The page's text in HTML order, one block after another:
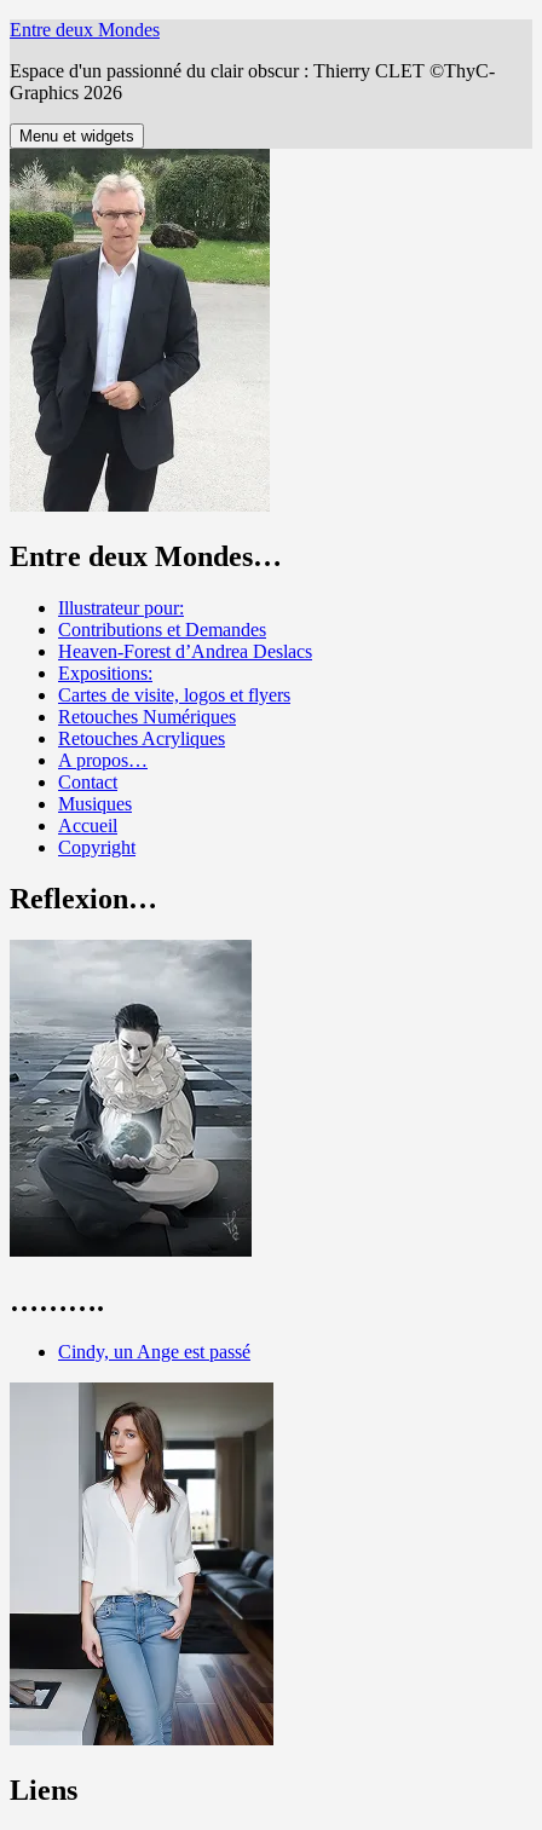
Aller
contenu
Entre deux Mondes
Espace d'un passionné du clair obscur : Thierry CLET ©ThyC-
Graphics 2026
Menu et widgets
Entre deux Mondes…
Illustrateur pour:
Contributions et Demandes
Heaven-Forest d’Andrea Deslacs
Expositions:
Cartes de visite, logos et flyers
Retouches Numériques
Retouches Acryliques
A propos…
Contact
Musiques
Accueil
Copyright
Reflexion…
……….
Cindy, un Ange est passé
Liens